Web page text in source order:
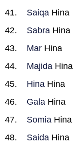
Saiqa Hina
Sabra Hina
Mar Hina
Majida Hina
Hina Hina
Gala Hina
Somia Hina
Saida Hina